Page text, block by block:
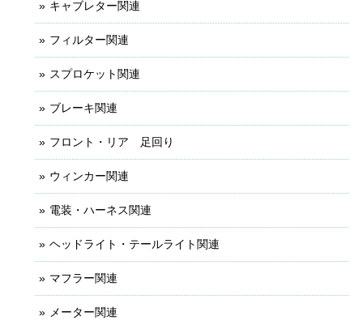
キャブレター関連
フィルター関連
スプロケット関連
ブレーキ関連
フロント・リア 足回り
ウィンカー関連
電装・ハーネス関連
ヘッドライト・テールライト関連
マフラー関連
メーター関連